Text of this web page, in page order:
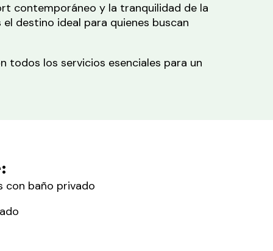
contemporáneo y la tranquilidad de la
destino ideal para quienes buscan
todos los servicios esenciales para un
con baño privado